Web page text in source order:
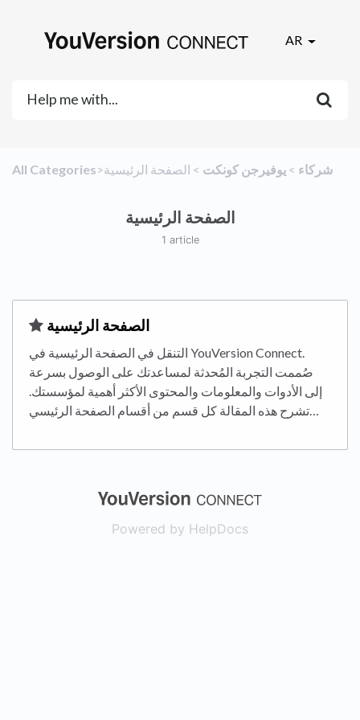
AR
All Categories ​شركاء ​ > ​ ​يوفيرجن كونكت ​ > ​ ​الصفحة الرئيسية
الصفحة الرئيسية
1 article
​الصفحة الرئيسية
التنقل في الصفحة الرئيسية في YouVersion Connect.
صُممت التجربة المُحدثة لمساعدتك على الوصول بسرعة
إلى الأدوات والمعلومات والمحتوى الأكثر أهمية لمؤسستك.
تشرح هذه المقالة كل قسم من أقسام الصفحة الرئيسي…
(opens in a
Powered by HelpDocs